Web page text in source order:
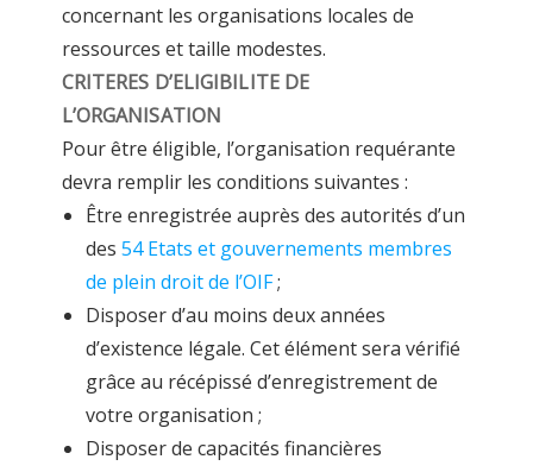
concernant les organisations locales de
ressources et taille modestes.
CRITERES D’ELIGIBILITE DE
L’ORGANISATION
Pour être éligible, l’organisation requérante
devra remplir les conditions suivantes :
Être enregistrée auprès des autorités d’un
des 54 Etats et gouvernements membres
de plein droit de l’OIF;
Disposer d’au moins deux années
d’existence légale. Cet élément sera vérifié
grâce au récépissé d’enregistrement de
votre organisation ;
Disposer de capacités financières